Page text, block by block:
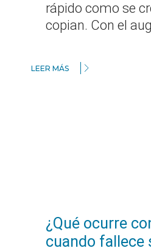
rápido como se
copian. Con el
LEER MÁS
¿Qué ocurre
cuando fallece